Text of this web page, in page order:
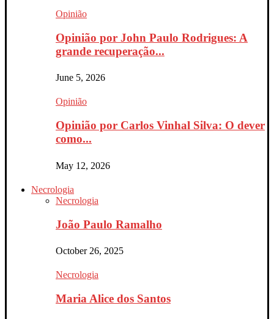
Opinião
Opinião por John Paulo Rodrigues: A
grande recuperação...
June 5, 2026
Opinião
Opinião por Carlos Vinhal Silva: O dever
como...
May 12, 2026
Necrologia
Necrologia
João Paulo Ramalho
October 26, 2025
Necrologia
Maria Alice dos Santos